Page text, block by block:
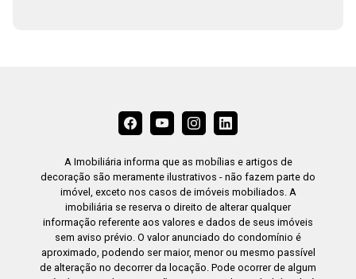
A Imobiliária informa que as mobílias e artigos de
decoração são meramente ilustrativos - não fazem parte do
imóvel, exceto nos casos de imóveis mobiliados. A
imobiliária se reserva o direito de alterar qualquer
informação referente aos valores e dados de seus imóveis
sem aviso prévio. O valor anunciado do condomínio é
aproximado, podendo ser maior, menor ou mesmo passível
de alteração no decorrer da locação. Pode ocorrer de algum